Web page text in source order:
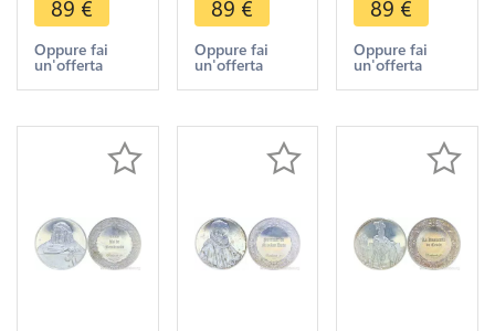
1640 Silver
950/1000
Proof ->
89 €
Oppure fai
un'offerta
Rivière
Rembrandt
1655 Silver
Offer
89 €
Oppure fai
un'offerta
femme
Rembrandt
1633 Silver
Proof
89 €
Oppure fai
un'offerta